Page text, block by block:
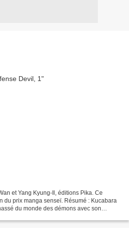
et Yang Kyung-Il, éditions Pika. Ce
du prix manga senseï. Résumé : Kucabara
du monde des démons avec son